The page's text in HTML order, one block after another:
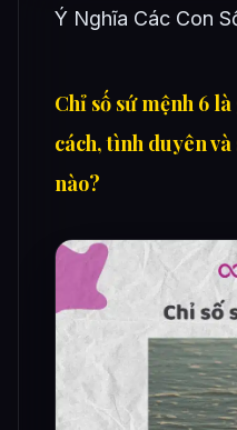
Ý Nghĩa Các Con
Chỉ số sứ mệnh 6
cách, tình duyên
nào?